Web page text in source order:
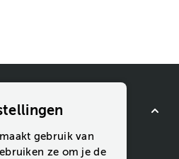
gebruik van
ze om je de